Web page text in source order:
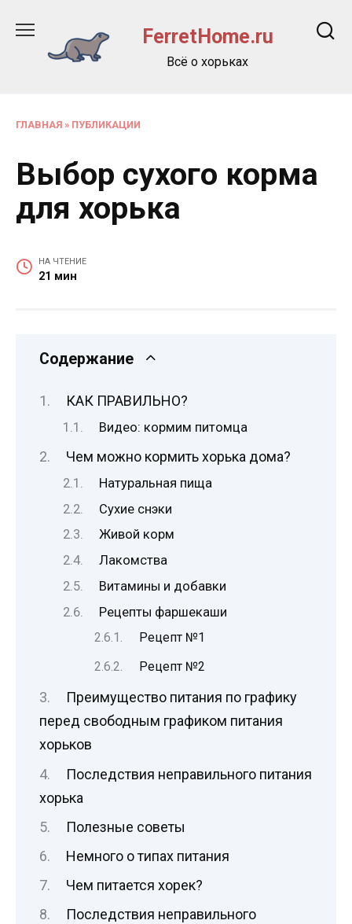
содержанию
FerretHome.ru
Всё о хорьках
ГЛАВНАЯ » ПУБЛИКАЦИИ
Выбор сухого корма
для хорька
НА ЧТЕНИЕ
21 мин
Содержание
КАК ПРАВИЛЬНО?
Видео: кормим питомца
Чем можно кормить хорька дома?
Натуральная пища
Сухие снэки
Живой корм
Лакомства
Витамины и добавки
Рецепты фаршекаши
Рецепт №1
Рецепт №2
Преимущество питания по графику
перед свободным графиком питания
хорьков
Последствия неправильного питания
хорька
Полезные советы
Немного о типах питания
Чем питается хорек?
Последствия неправильного